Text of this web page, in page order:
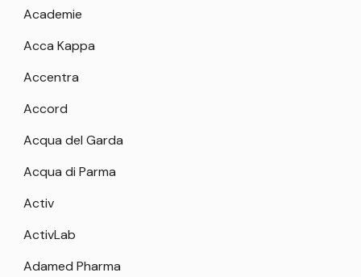
Academie
Acca Kappa
Accentra
Accord
Acqua del Garda
Acqua di Parma
Activ
ActivLab
Adamed Pharma